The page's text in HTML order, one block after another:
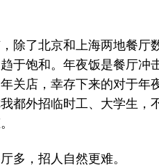
除了北京和上海两地餐厅
于饱和。年夜饭是餐厅冲
关店，幸存下来的对于年
都外招临时工、大学生，
多，招人自然更难。